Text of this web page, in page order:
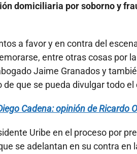
domiciliaria por soborno y
a favor y en contra del
entre otras cosas por
Jaime Granados y
que se pueda divulgar todo el
Cadena: opinión de Ricardo
Uribe en el proceso por
se adelantan en su contra en